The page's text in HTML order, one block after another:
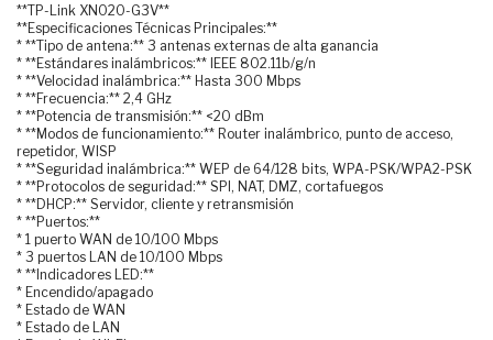
**TP-Link XN020-G3V**
**Especificaciones Técnicas Principales:**
* **Tipo de antena:** 3 antenas externas de alta ganancia
* **Estándares inalámbricos:** IEEE 802.11b/g/n
* **Velocidad inalámbrica:** Hasta 300 Mbps
* **Frecuencia:** 2,4 GHz
* **Potencia de transmisión:** <20 dBm
* **Modos de funcionamiento:** Router inalámbrico, punto de acceso,
repetidor, WISP
* **Seguridad inalámbrica:** WEP de 64/128 bits, WPA-PSK/WPA2-PSK
* **Protocolos de seguridad:** SPI, NAT, DMZ, cortafuegos
* **DHCP:** Servidor, cliente y retransmisión
* **Puertos:**
* 1 puerto WAN de 10/100 Mbps
* 3 puertos LAN de 10/100 Mbps
* **Indicadores LED:**
* Encendido/apagado
* Estado de WAN
* Estado de LAN